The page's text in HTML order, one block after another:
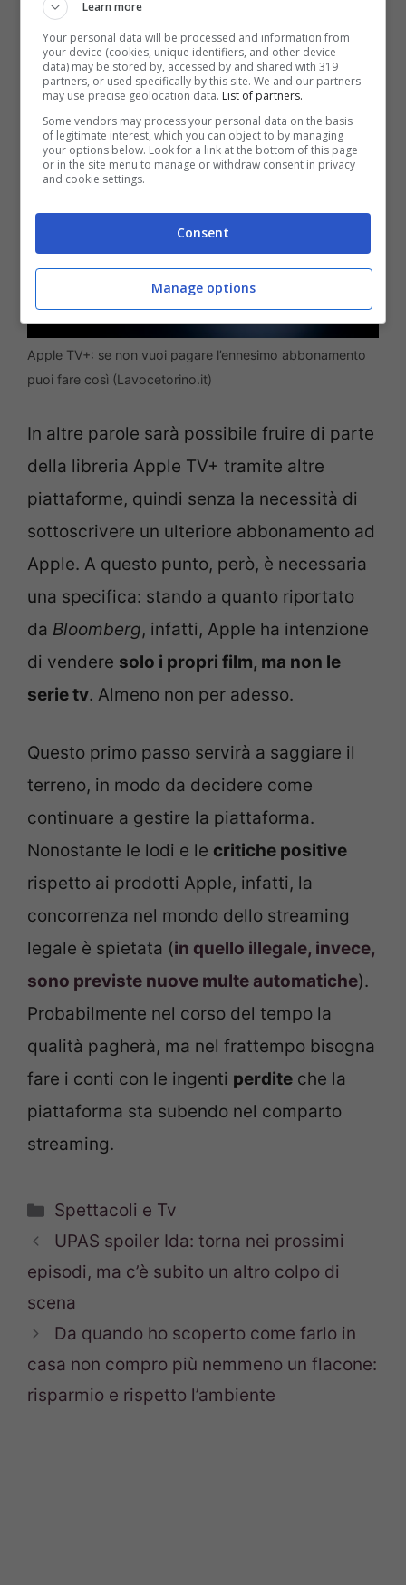
contenere le spese: vendere i propri
contenuti originali ad altre piattaforme
Apple TV+: se non vuoi pagare l’ennesimo abbonamento
puoi fare così (Lavocetorino.it)
In altre parole sarà possibile fruire di parte
della libreria Apple TV+ tramite altre
piattaforme, quindi senza la necessità di
sottoscrivere un ulteriore abbonamento ad
Apple. A questo punto, però, è necessaria
una specifica: stando a quanto riportato
da Bloomberg, infatti, Apple ha intenzione
di vendere solo i propri film, ma non le
serie tv. Almeno non per adesso.
Questo primo passo servirà a saggiare il
terreno, in modo da decidere come
continuare a gestire la piattaforma.
Nonostante le lodi e le critiche positive
rispetto ai prodotti Apple, infatti, la
concorrenza nel mondo dello streaming
legale è spietata (in quello illegale, invece,
sono previste nuove multe automatiche).
Probabilmente nel corso del tempo la
qualità pagherà, ma nel frattempo bisogna
fare i conti con le ingenti perdite che la
piattaforma sta subendo nel comparto
streaming.
Categorie
Spettacoli e Tv
UPAS spoiler Ida: torna nei prossimi
episodi, ma c’è subito un altro colpo di
scena
Da quando ho scoperto come farlo in
casa non compro più nemmeno un flacone:
risparmio e rispetto l’ambiente
Learn more
Your personal data will be processed and information from
your device (cookies, unique identifiers, and other device
data) may be stored by, accessed by and shared with 319
partners, or used specifically by this site. We and our partners
may use precise geolocation data. List of partners.
Some vendors may process your personal data on the basis
of legitimate interest, which you can object to by managing
your options below. Look for a link at the bottom of this page
or in the site menu to manage or withdraw consent in privacy
and cookie settings.
Consent
Manage options